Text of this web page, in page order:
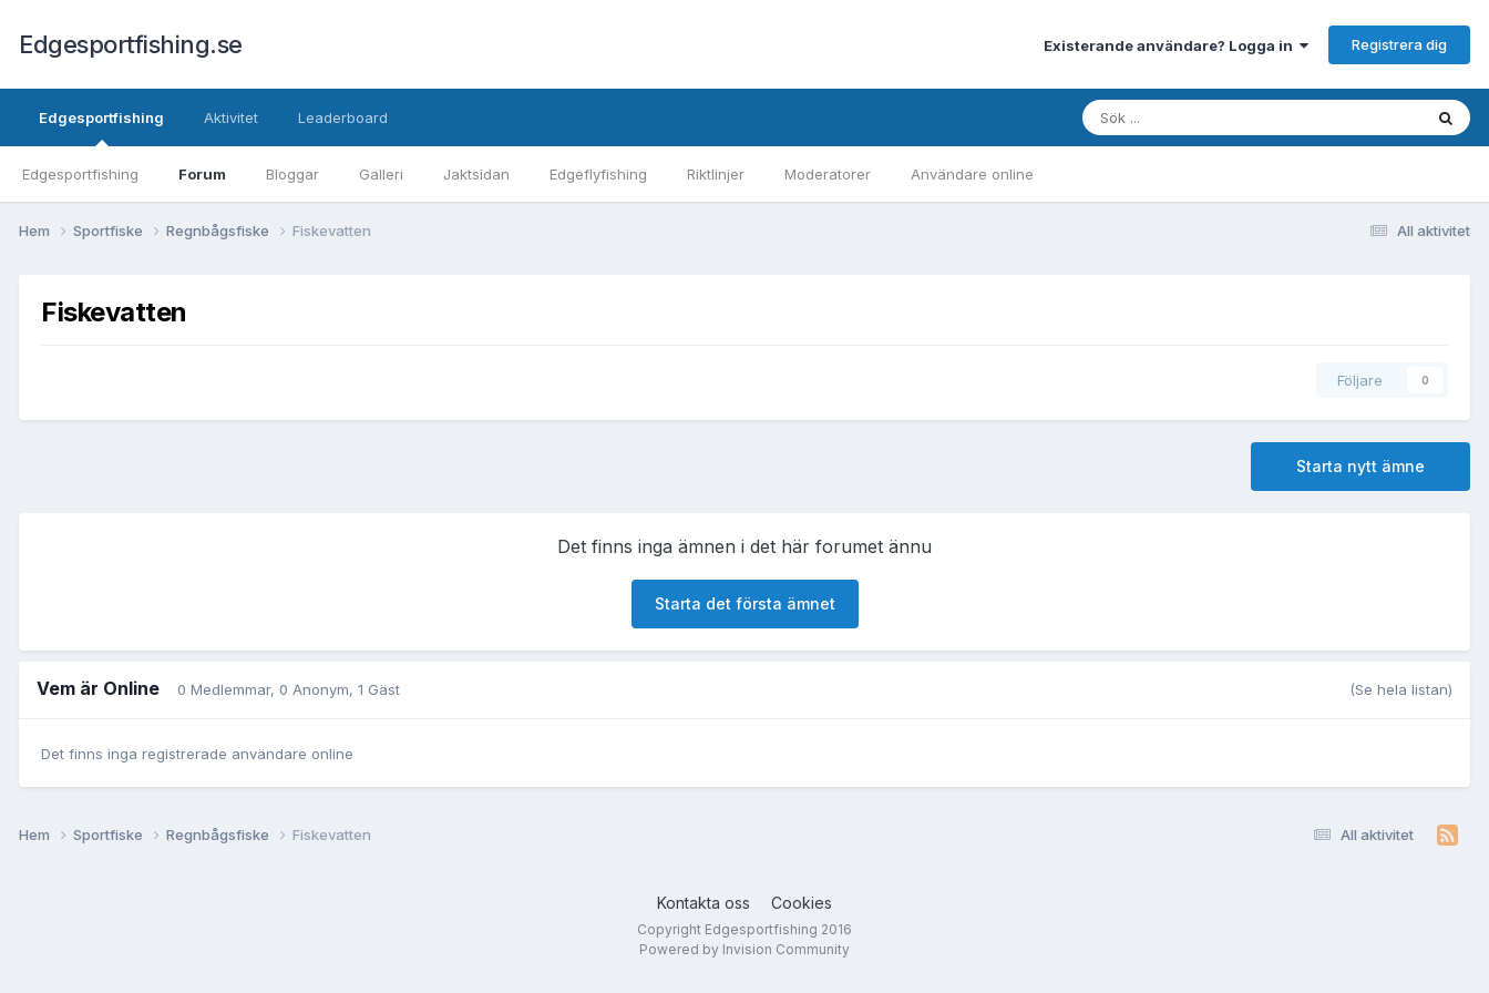
Edgesportfishing.se Existerande användare? Logga in Registrera dig
Edgesportfishing
Edgesportfishing Forum Bloggar Galleri Jaktsidan Edgeflyfishing Riktlinjer Moderatorer Användare online
Aktivitet Leaderboard
All aktivitet
Hem Sportfiske Regnbågsfiske Fiskevatten
Fiskevatten
Följare 0
Starta nytt ämne
Det finns inga ämnen i det här forumet ännu
Starta det första ämnet
Vem är Online 0 Medlemmar, 0 Anonym, 1 Gäst (Se hela listan)
Det finns inga registrerade användare online
All aktivitet
Hem Sportfiske Regnbågsfiske Fiskevatten
Kontakta oss Cookies
Copyright Edgesportfishing 2016
Powered by Invision Community